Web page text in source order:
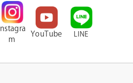
Instagra
m
YouTube LINE